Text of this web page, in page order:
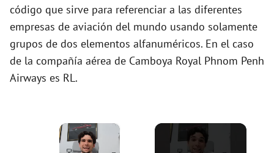
código que sirve para referenciar a las diferentes
empresas de aviación del mundo usando solamente
grupos de dos elementos alfanuméricos. En el caso
de la compañía aérea de Camboya Royal Phnom Penh
Airways es RL.
×